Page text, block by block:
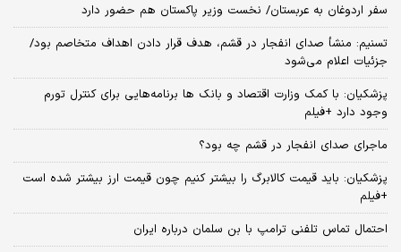
سفر اردوغان به عربستان/ نخست وزیر پاکستان هم حضور دارد
تسنیم: منشأ صدای انفجار در قشم، هدف قرار دادن اهداف متخاصم بود/
جزئیات اعلام می‌شود
پزشکیان: با کمک وزارت اقتصاد و بانک ها برنامه‌هایی برای کنترل تورم
وجود دارد +فیلم
ماجرای صدای انفجار در قشم چه بود؟
پزشکیان: باید قیمت کالابرگ را بیشتر کنیم چون قیمت ارز بیشتر شده است
+فیلم
احتمال تماس تلفنی ترامپ با بن سلمان درباره ایران